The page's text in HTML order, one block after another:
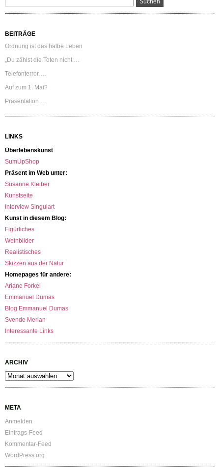
BEITRÄGE
Ordnung ist das halbe Leben
„Du zählst die Toten nicht …
Telefonterror …
Auf zum 1. Mai?
Präsentation …
LINKS
Überlebenskunst
SumUpShop
Präsent im Web unter:
Susanne Kleiber
Kunstseite
Interview Singulart
Kunst in diesem Blog:
Figürliches
Weinbilder
Realistisches
Skizzen aus der Natur
Homepages für andere:
Ariane Forkel
Emmanuel Dumas
Blog Emmanuel Dumas
Svende Merian
Interessante Links
ARCHIV
Archiv
META
Anmelden
Eintrags-Feed
Kommentar-Feed
WordPress.org